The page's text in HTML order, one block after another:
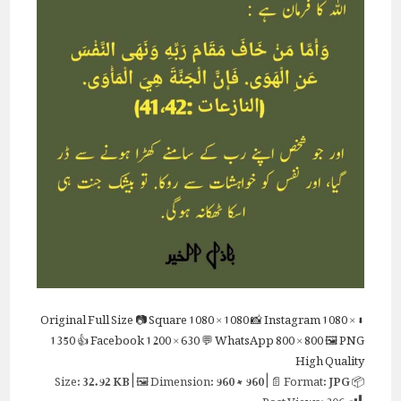
⬇ Original
Full Size📷 Square1080 × 1080📸 Instagram1080 ×
1350👍 Facebook1200 × 630💬 WhatsApp800 × 800🖼 PNG
High Quality
📦 Size:
32.92 KB| 🖼 Dimension:960 × 960| 📄 Format:JPG